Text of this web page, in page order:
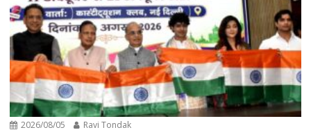
2026/08/05 Ravi Tondak